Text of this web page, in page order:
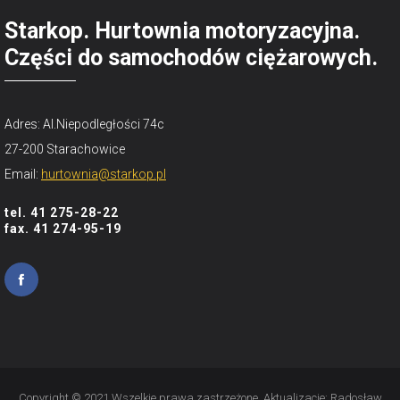
Starkop. Hurtownia motoryzacyjna.
Części do samochodów ciężarowych.
Adres: Al.Niepodległości 74c
27-200 Starachowice
Email: hurtownia@starkop.pl
tel. 41 275-28-22
fax. 41 274-95-19